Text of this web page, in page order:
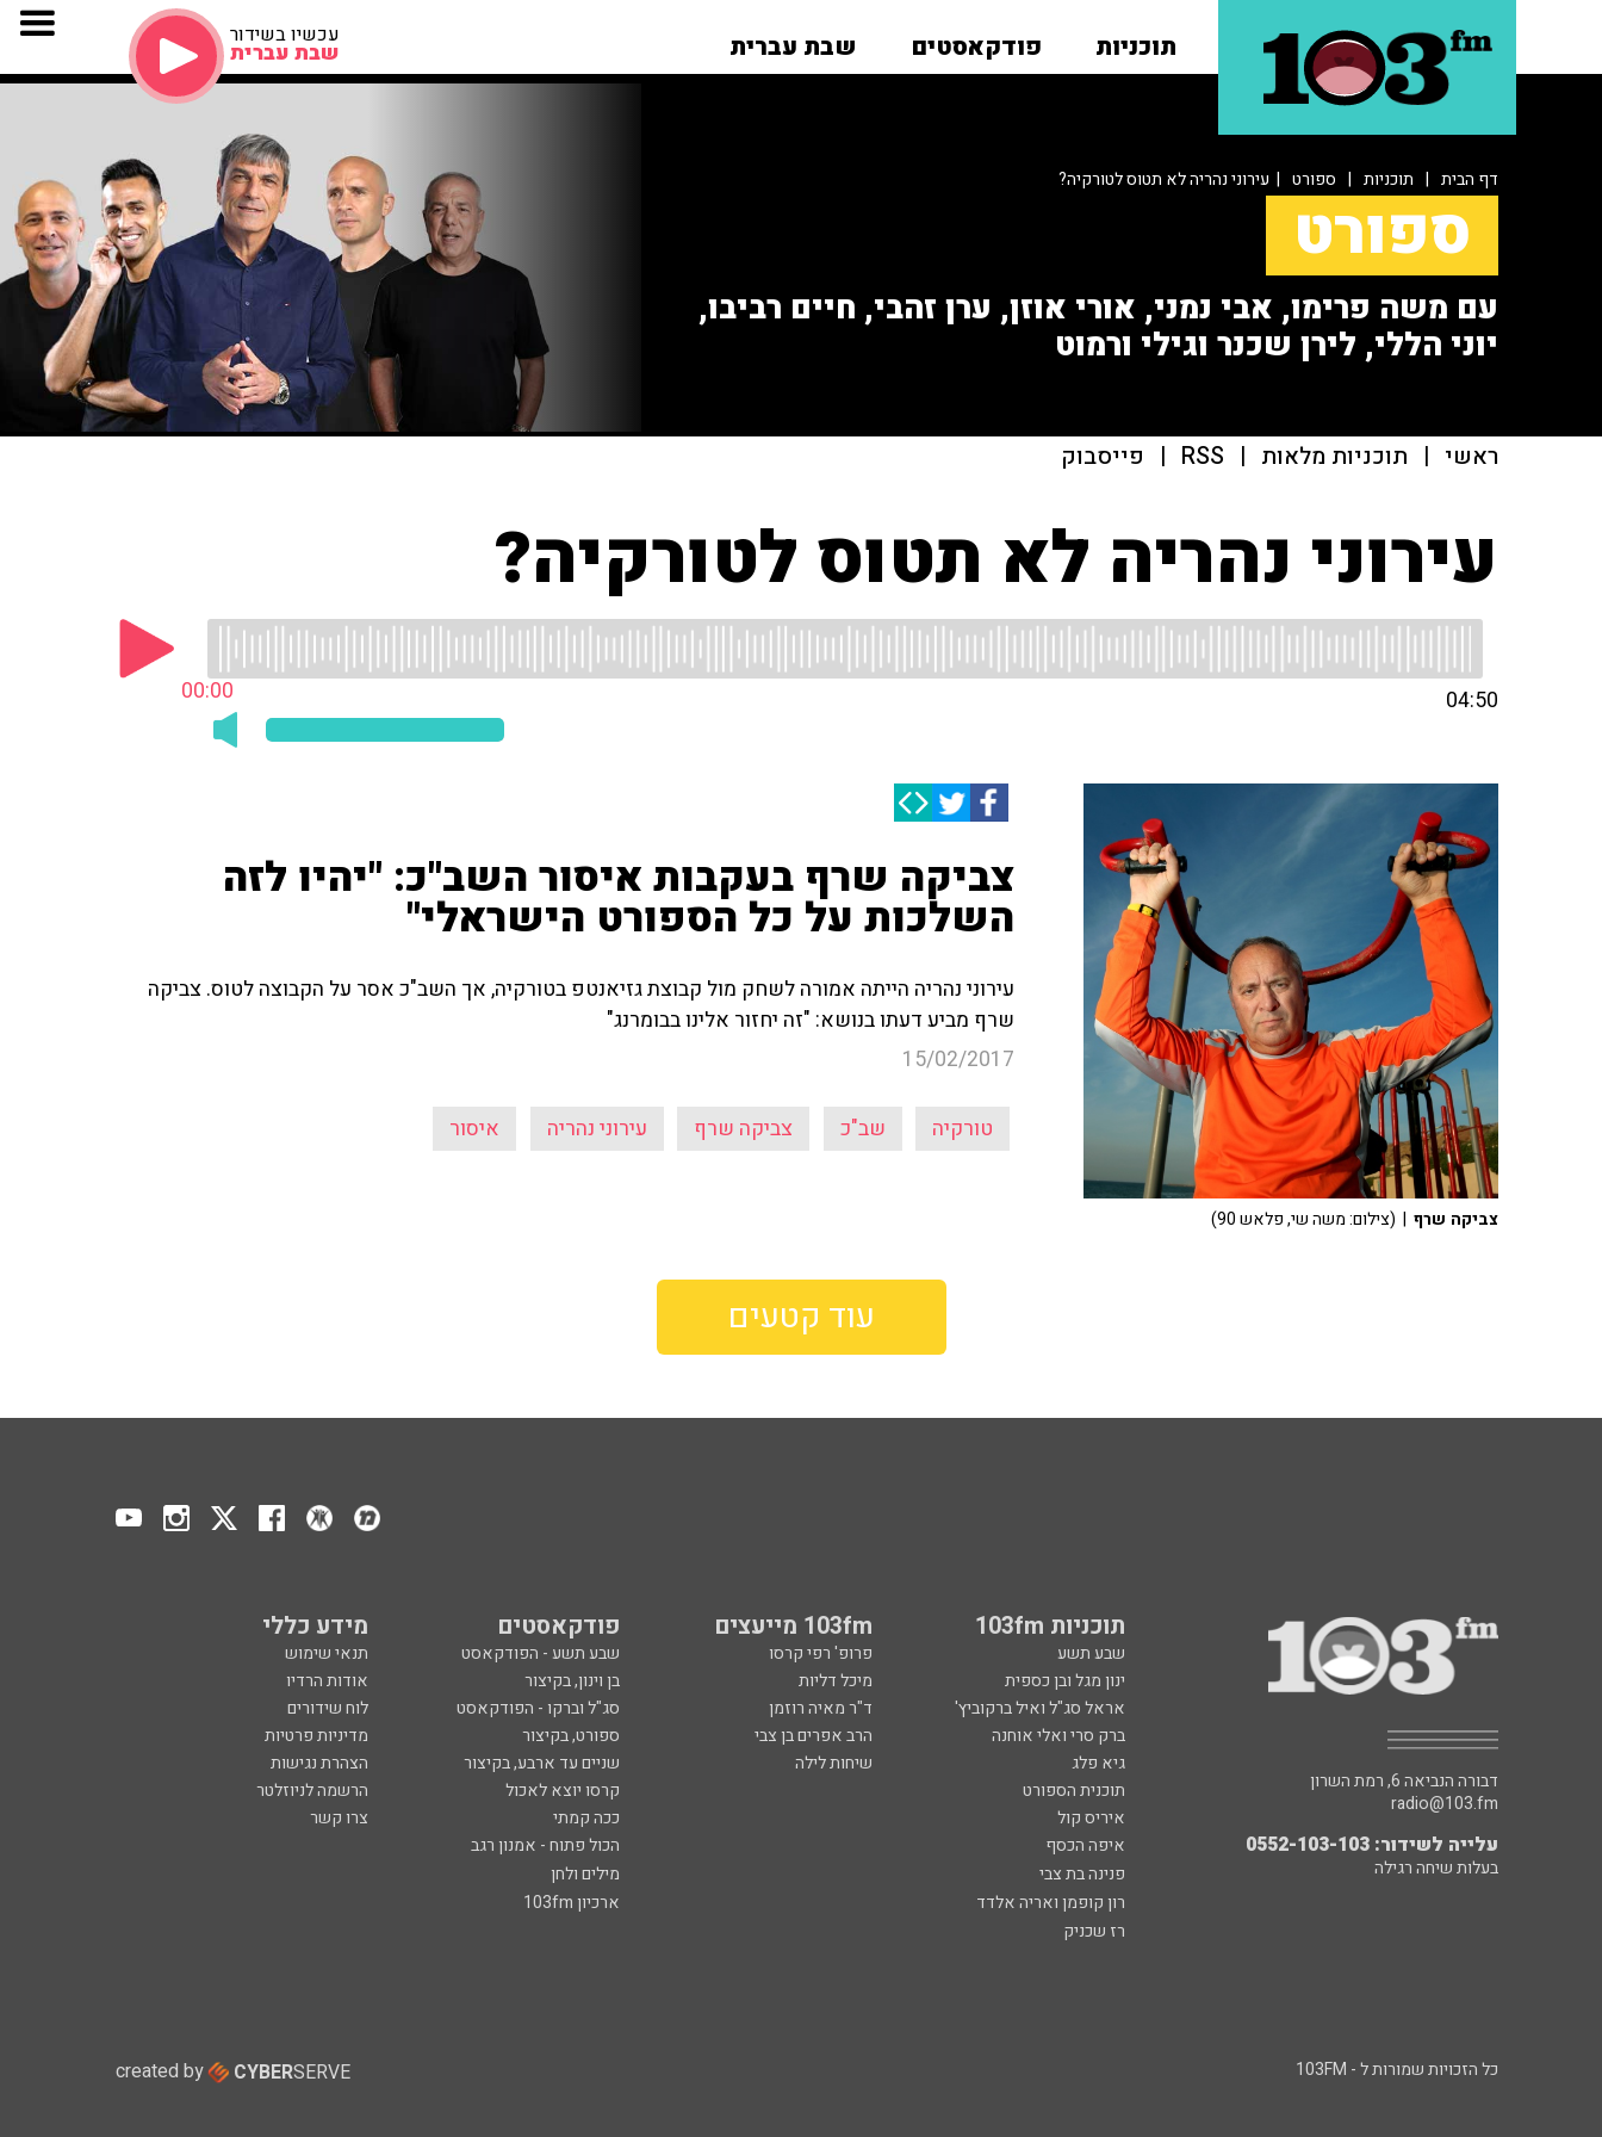
תוכניות פודקאסטים שבת עברית עכשיו בשידור
שבת עברית
דף הבית | תוכניות | ספורט | עירוני נהריה לא תטוס לטורקיה?
ספורט
עם משה פרימו, אבי נמני, אורי אוזן, ערן זהבי, חיים רביבו,
יוני הללי, לירן שכנר וגילי ורמוט
ראשי | תוכניות מלאות |
RSS
| פייסבוק
עירוני נהריה לא תטוס לטורקיה?
00:00 04:50
צביקה שרף בעקבות איסור השב"כ: "יהיו לזה
השלכות על כל הספורט הישראלי"
עירוני נהריה הייתה אמורה לשחק מול קבוצת גזיאנטפ בטורקיה, אך השב"כ אסר על הקבוצה לטוס. צביקה
שרף מביע דעתו בנושא: "זה יחזור אלינו בבומרנג"
15/02/2017
טורקיה שב"כ צביקה שרף עירוני נהריה איסור
צביקה שרף | (צילום: משה שי, פלאש 90)
עוד קטעים
תוכניות 103fm 103fm מייעצים פודקאסטים מידע כללי
שבע תשע פרופ' רפי קרסו שבע תשע - הפודקאסט
תנאי שימוש
ינון מגל ובן כספית
מיכל דליות בן וינון, בקיצור
אודות הרדיו
אראל סג"ל ואיל ברקוביץ'
ד"ר מאיה רוזמן סג"ל וברקו - הפודקאסט
לוח שידורים
ברק סרי ואלי אוחנה
הרב אפרים בן צבי ספורט, בקיצור
מדיניות פרטיות
גיא פלג
שיחות לילה שניים עד ארבע, בקיצור
הצהרת נגישות
תוכנית הספורט
קרסו יוצא לאכול
הרשמה לניוזלטר
איריס קול
ככה קמתי
צרו קשר
איפה הכסף
הכול פתוח - אמנון רגב
פנינה בת צבי
מילים ולחן
רון קופמן ואריה אלדד
ארכיון 103fm
רז שכניק
דבורה הנביאה 6, רמת השרון
radio@103.fm
עלייה לשידור: 0552-103-103
בעלות שיחה רגילה
כל הזכויות שמורות ל - 103FM created by CYBERSERVE